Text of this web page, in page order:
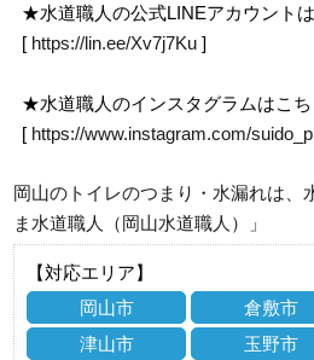
★水道職人の公式LINEアカウントは
[ https://lin.ee/Xv7j7Ku ]
★水道職人のインスタグラムはこち
[ https://www.instagram.com/
岡山のトイレのつまり・水漏れは、
ま水道職人（岡山水道職人）」
【対応エリア】
岡山市
倉敷市
津山市
玉野市